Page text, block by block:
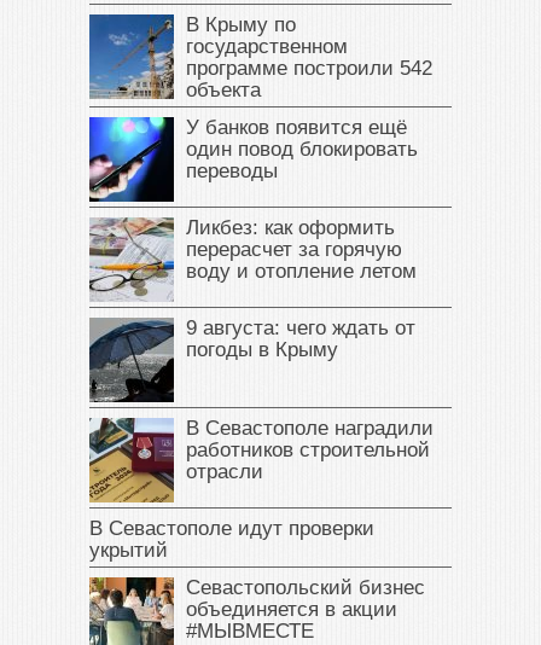
В Крыму по
государственном
программе построили 542
объекта
У банков появится ещё
один повод блокировать
переводы
Ликбез: как оформить
перерасчет за горячую
воду и отопление летом
9 августа: чего ждать от
погоды в Крыму
В Севастополе наградили
работников строительной
отрасли
В Севастополе идут проверки
укрытий
Севастопольский бизнес
объединяется в акции
#МЫВМЕСТЕ